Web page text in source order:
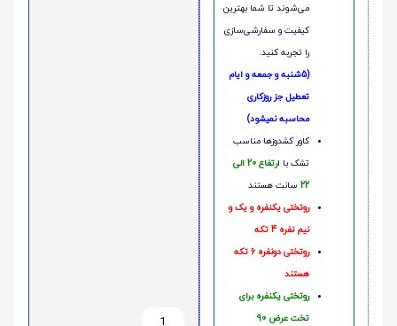
می‌شوند تا شما بهترین
کیفیت و سفارشی‌سازی
را تجربه کنید.
(5شنبه و جمعه و ایام
تعطیل جز روزکاری
محاسبه نمیشود)
کاور کشدوزها مناسب
تشک با ا
رتفاع 20 الی
22 سانت هستند
روتختی یکنفره و یک و
نیم نفره 4 تکه
روتختی دونفره 6 تکه
هستند
روتختی یکنفره برای
تخت عرض 90